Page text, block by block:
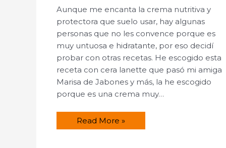
Aunque me encanta la crema nutritiva y
protectora que suelo usar, hay algunas
personas que no les convence porque es
muy untuosa e hidratante, por eso decidí
probar con otras recetas. He escogido esta
receta con cera lanette que pasó mi amiga
Marisa de Jabones y más, la he escogido
porque es una crema muy…
Crema
facial
Read More »